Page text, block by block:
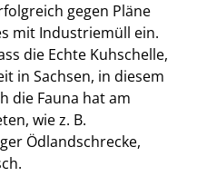
gegen Pläne
mit Industriemüll ein.
die Echte Kuhschelle,
in Sachsen, in diesem
die Fauna hat am
wie z. B.
Ödlandschrecke,